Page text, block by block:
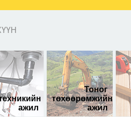
ажил
Тоног
төхөөрөмжийн
ажил